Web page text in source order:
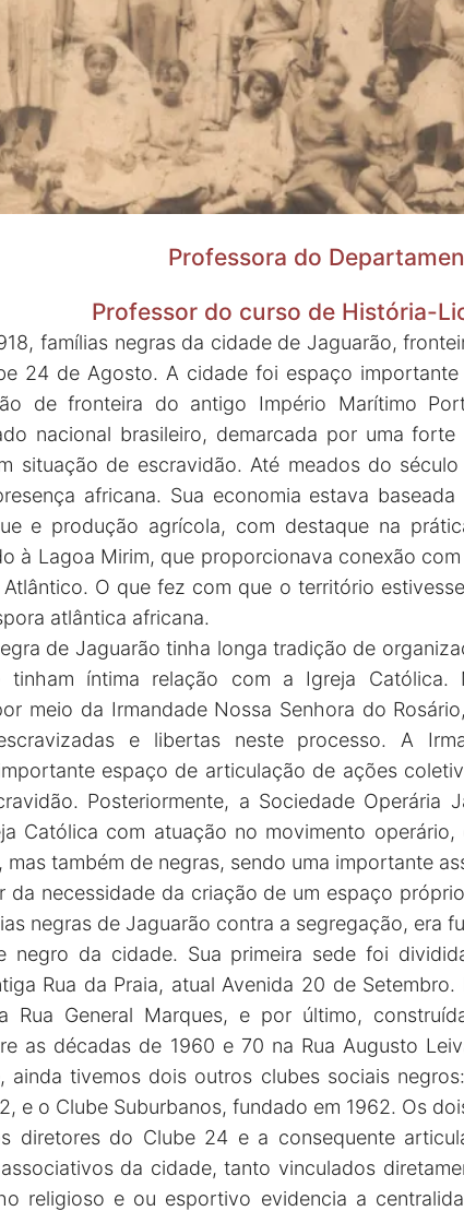
Professora do
Professor do curso de História-
famílias negras da cidade de Jaguarão,
24 de Agosto. A cidade foi espaço
de fronteira do antigo Império Marítimo
nacional brasileiro, demarcada por uma
situação de escravidão. Até meados do
africana. Sua economia estava
e produção agrícola, com destaque na
à Lagoa Mirim, que proporcionava conexão
O que fez com que o território
atlântica africana.
de Jaguarão tinha longa tradição de
tinham íntima relação com a Igreja Católica.
meio da Irmandade Nossa Senhora do
e libertas neste processo. A
espaço de articulação de ações
Posteriormente, a Sociedade Operária
Católica com atuação no movimento
mas também de negras, sendo uma importante
da necessidade da criação de um espaço
negras de Jaguarão contra a segregação, era
negro da cidade. Sua primeira sede foi
Rua da Praia, atual Avenida 20 de
Rua General Marques, e por último,
as décadas de 1960 e 70 na Rua Augusto
ainda tivemos dois outros clubes sociais
e o Clube Suburbanos, fundado em 1962. Os
diretores do Clube 24 e a consequente
da cidade, tanto vinculados
religioso e ou esportivo evidencia a